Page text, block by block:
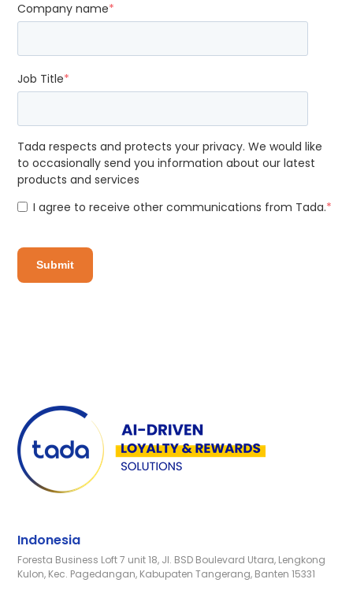
Company name*
Job Title*
Tada respects and protects your privacy. We would like
to occasionally send you information about our latest
products and services
I agree to receive other communications from Tada.*
Indonesia
Foresta Business Loft 7 unit 18, Jl. BSD Boulevard Utara, Lengkong
Kulon, Kec. Pagedangan, Kabupaten Tangerang, Banten 15331